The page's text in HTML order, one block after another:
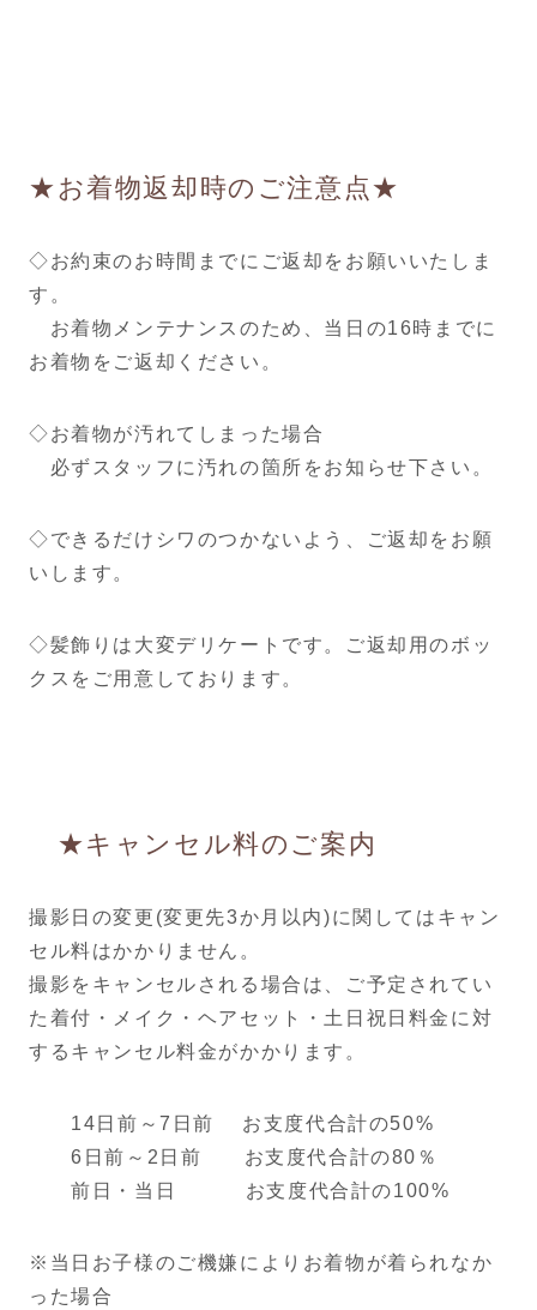
★お着物返却時のご注意点★
◇お約束のお時間までにご返却をお願いいたしま
す。
お着物メンテナンスのため、当日の16時までに
お着物をご返却ください。
◇お着物が汚れてしまった場合
必ずスタッフに汚れの箇所をお知らせ下さい。
◇できるだけシワのつかないよう、ご返却をお願
いします。
◇髪飾りは大変デリケートです。ご返却用のボッ
クスをご用意しております。
★キャンセル料のご案内
撮影日の変更(変更先3か月以内)に関してはキャン
セル料はかかりません。
撮影をキャンセルされる場合は、ご予定されてい
た着付・メイク・ヘアセット・土日祝日料金に対
するキャンセル料金がかかります。
14日前～7日前 お支度代合計の50%
6日前～2日前 お支度代合計の80％
前日・当日 お支度代合計の100%
※当日お子様のご機嫌によりお着物が着られなか
った場合